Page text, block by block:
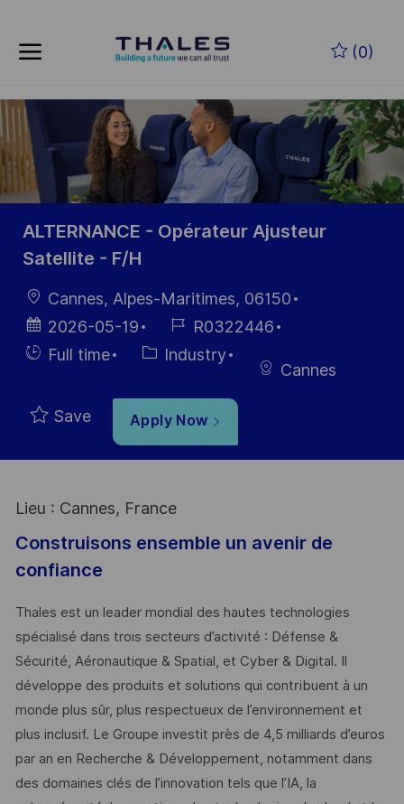
(0)
-
ALTERNANCE - Opérateur Ajusteur
Satellite - F/H
LocationCannes, Alpes-Maritimes, 06150
Posted
Date
2026-05-19
Job
Id
R0322446
HiringFull time Category
Industry
Cannes
Save Apply Now
Lieu : Cannes, France
Construisons ensemble un avenir de
confiance
Thales est un leader mondial des hautes technologies
spécialisé dans trois secteurs d’activité : Défense &
Sécurité, Aéronautique & Spatial, et Cyber & Digital. Il
développe des produits et solutions qui contribuent à un
monde plus sûr, plus respectueux de l’environnement et
plus inclusif. Le Groupe investit près de 4,5 milliards d’euros
par an en Recherche & Développement, notamment dans
des domaines clés de l’innovation tels que l’IA, la